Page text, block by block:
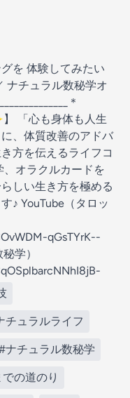
を 体験してみたい
ナチュラル数秘学オ
＊
】 「心も身体も人生
、体質改善のアドバ
方を伝えるライフコ
オラクルカードを
しい生き方を極める
♪ YouTube（タロッ
qGsTYrK--
学）
チュラルライフ
ナチュラル数秘学
の道のり